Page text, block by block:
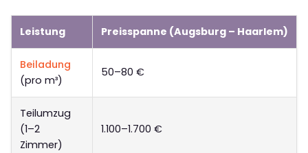
Leistung Preisspanne (Augsburg – Haarlem)
Beiladung
(pro m³)
50–80 €
Teilumzug
(1–2
Zimmer)
1.100–1.700 €